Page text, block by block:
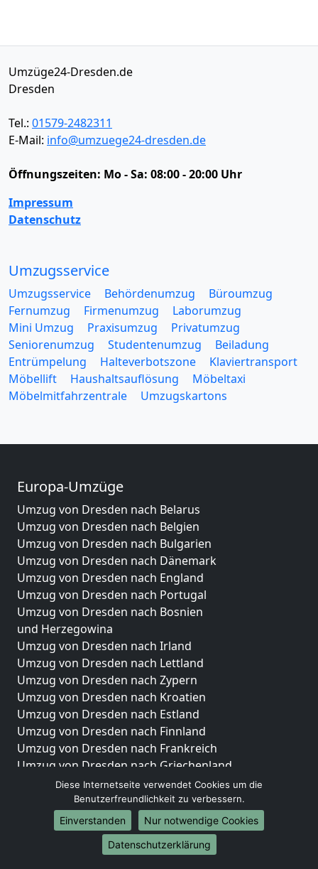
Umzüge24-Dresden.de
Dresden
Tel.: 01579-2482311
E-Mail: info@umzuege24-dresden.de
Öffnungszeiten: Mo - Sa: 08:00 - 20:00 Uhr
Impressum
Datenschutz
Umzugsservice
Umzugsservice Behördenumzug
Büroumzug
Fernumzug
Firmenumzug
Laborumzug
Mini Umzug
Praxisumzug
Privatumzug
Seniorenumzug
Studentenumzug
Beiladung
Entrümpelung
Halteverbotszone
Klaviertransport
Möbellift
Haushaltsauflösung
Möbeltaxi
Möbelmitfahrzentrale
Umzugskartons
Europa-Umzüge
Umzug von Dresden nach Belarus
Umzug von Dresden nach Belgien
Umzug von Dresden nach Bulgarien
Umzug von Dresden nach Dänemark
Umzug von Dresden nach England
Umzug von Dresden nach Portugal
Umzug von Dresden nach Bosnien
und Herzegowina
Umzug von Dresden nach Irland
Umzug von Dresden nach Lettland
Umzug von Dresden nach Zypern
Umzug von Dresden nach Kroatien
Umzug von Dresden nach Estland
Umzug von Dresden nach Finnland
Umzug von Dresden nach Frankreich
Umzug von Dresden nach Griechenland
Umzug von Dresden nach Italien
Umzug von Dresden nach Liechtenstein
Umzug von Dresden nach Luxemburg
Umzug von Dresden nach Niederlande
Umzug von Dresden nach Norwegen
Diese Internetseite verwendet Cookies um die
Benutzerfreundlichkeit zu verbessern.
Einverstanden
Nur notwendige Cookies
Datenschutzerklärung